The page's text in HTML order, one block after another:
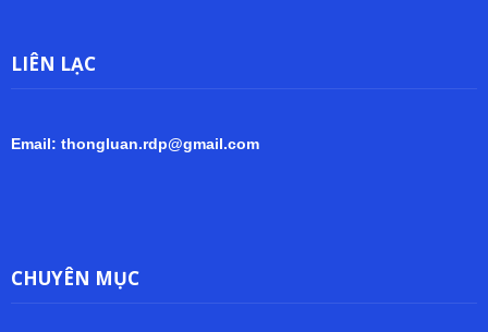
LIÊN LẠC
Email: thongluan.rdp@gmail.com
CHUYÊN MỤC